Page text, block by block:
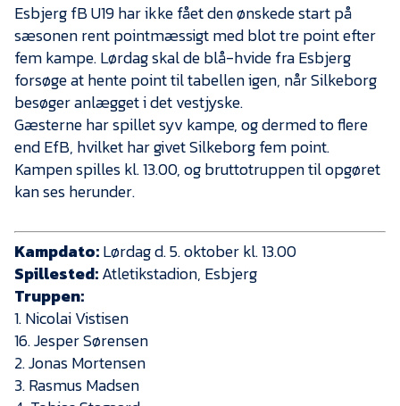
Aktionærinformation
Kontakt
Job i EfB
Presse
Esbjerg fB U19 har ikke fået den ønskede start på
sæsonen rent pointmæssigt med blot tre point efter
fem kampe. Lørdag skal de blå-hvide fra Esbjerg
forsøge at hente point til tabellen igen, når Silkeborg
besøger anlægget i det vestjyske.
Gæsterne har spillet syv kampe, og dermed to flere
end EfB, hvilket har givet Silkeborg fem point.
Kampen spilles kl. 13.00, og bruttotruppen til opgøret
kan ses herunder.
Kampdato:Lørdag d. 5. oktober kl. 13.00
Spillested:Atletikstadion, Esbjerg
Truppen:
1. Nicolai Vistisen
16. Jesper Sørensen
2. Jonas Mortensen
3. Rasmus Madsen